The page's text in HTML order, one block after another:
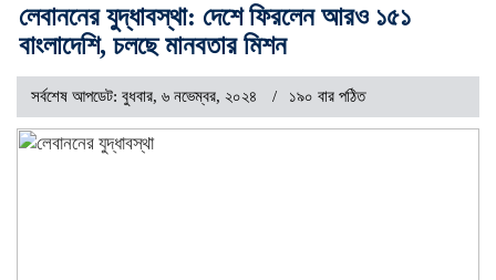
লেবাননের যুদ্ধাবস্থা: দেশে ফিরলেন আরও ১৫১
বাংলাদেশি, চলছে মানবতার মিশন
সর্বশেষ আপডেট: বুধবার, ৬ নভেম্বর, ২০২৪ ১৯০ বার পঠিত